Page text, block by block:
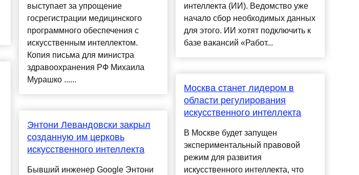
выступает за упрощение
госрегистрации медицинского
программного обеспечения с
искусственным интеллектом.
Копия письма для министра
здравоохранения РФ Михаила
Мурашко ......
Энтони Левандовски закрыл
созданную им церковь
искусственного интеллекта
Бывший инженер Google Энтони
интеллекта (ИИ). Ведомство уже
начало сбор необходимых данных
для этого. ИИ хотят подключить к
базе вакансий «Работ...
Москва станет лидером в
области регулирования
искусственного интеллекта
В Москве будет запущен
экспериментальный правовой
режим для развития
искусственного интеллекта, что